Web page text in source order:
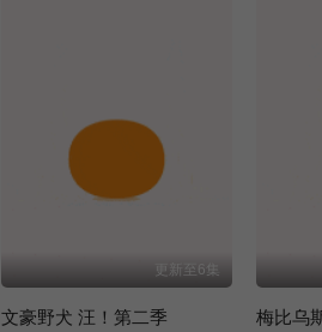
更新至6集
文豪野犬 汪！第二季 梅比乌